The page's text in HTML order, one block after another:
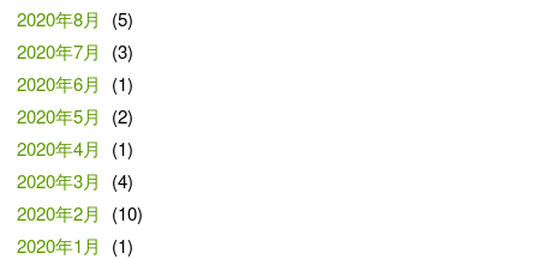
2020年8月
(5)
2020年7月
(3)
2020年6月
(1)
2020年5月
(2)
2020年4月
(1)
2020年3月
(4)
2020年2月
(10)
2020年1月
(1)